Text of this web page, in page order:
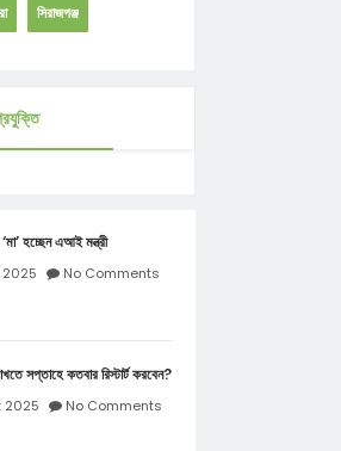
সিরাজগঞ্জ
হচ্ছেন এআই মন্ত্রী
No Comments
সপ্তাহে কতবার রিস্টার্ট করবেন?
2025 No Comments